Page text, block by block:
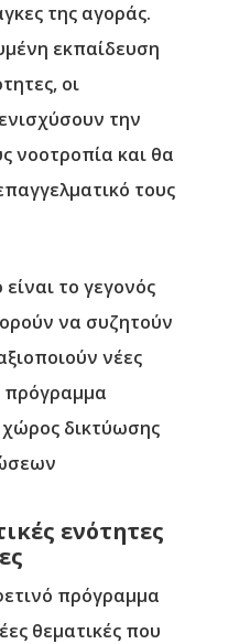
της αγοράς.
εκπαίδευση
οι
την
νοοτροπία και θα
τους
το γεγονός
να συζητούν
νέες
πρόγραμμα
χώρος δικτύωσης
ενότητες
πρόγραμμα
θεματικές που